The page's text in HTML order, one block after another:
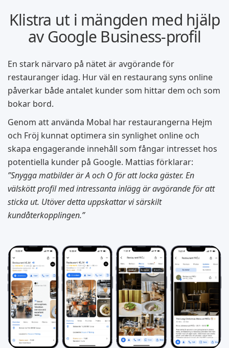
Klistra ut i mängden med hjälp
av Google Business-profil
En stark närvaro på nätet är avgörande för
restauranger idag. Hur väl en restaurang syns online
påverkar både antalet kunder som hittar dem och som
bokar bord.
Genom att använda Mobal har restaurangerna Hejm
och Fröj kunnat optimera sin synlighet online och
skapa engagerande innehåll som fångar intresset hos
potentiella kunder på Google. Mattias förklarar:
”Snygga matbilder är A och O för att locka gäster. En
välskött profil med intressanta inlägg är avgörande för att
sticka ut. Utöver detta uppskattar vi särskilt
kundåterkopplingen.”